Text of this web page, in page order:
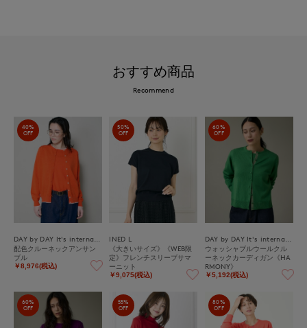
おすすめ商品
Recommend
40%
OFF
配色クルーネックアンサン
ブル
￥8,976(税込)
50%
OFF
INED L
《大きいサイズ》《WEB限
定》フレンチスリーブサマ
ーニット
￥9,075(税込)
60%
OFF
ウォッシャブルウールクル
ーネックカーディガン《HA
RMONY》
￥5,192(税込)
60%
OFF
55%
OFF
80%
OFF